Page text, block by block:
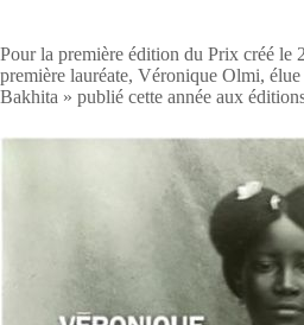
Pour la première édition du Prix créé le
première lauréate, Véronique Olmi,
Bakhita » publié cette année aux